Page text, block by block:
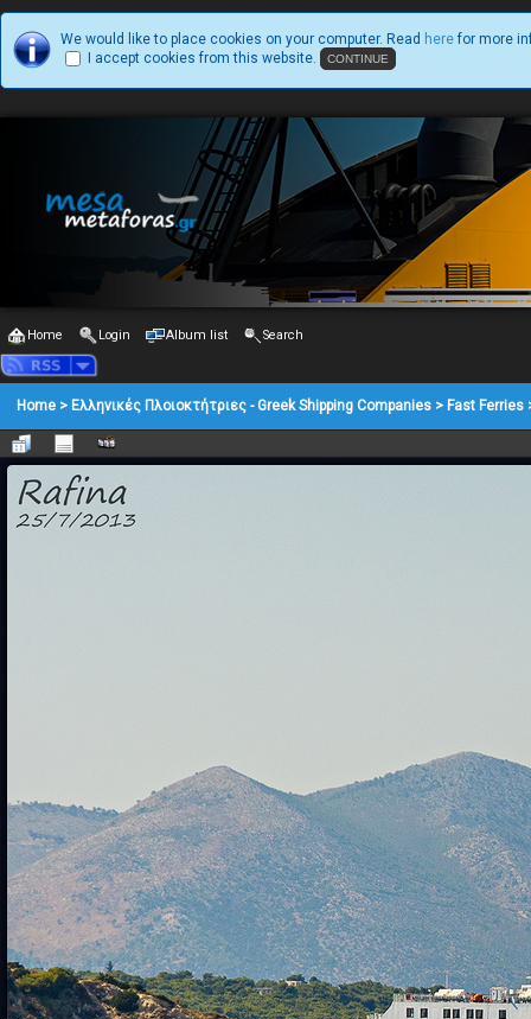
We would like to place cookies on your computer. Read here for more
I accept cookies from this website.
Home Login Album list Search
Home > Ελληνικές Πλοιοκτήτριες - Greek Shipping Companies > Fast Ferries